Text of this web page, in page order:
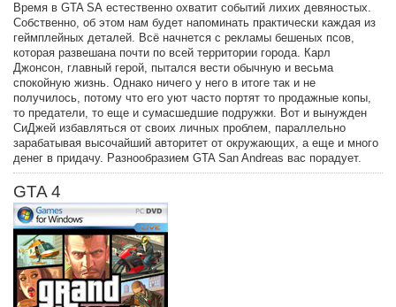
Время в GTA SА естественно охватит событий лихих девяностых.
Собственно, об этом нам будет напоминать практически каждая из
геймплейных деталей. Всё начнется с рекламы бешеных псов,
которая развешана почти по всей территории города. Карл
Джонсон, главный герой, пытался вести обычную и весьма
спокойную жизнь. Однако ничего у него в итоге так и не
получилось, потому что его уют часто портят то продажные копы,
то предатели, то еще и сумасшедшие подружки. Вот и вынужден
СиДжей избавляться от своих личных проблем, параллельно
зарабатывая высочайший авторитет от окружающих, а еще и много
денег в придачу. Разнообразием GTA San Andreas вас порадует.
GTA 4